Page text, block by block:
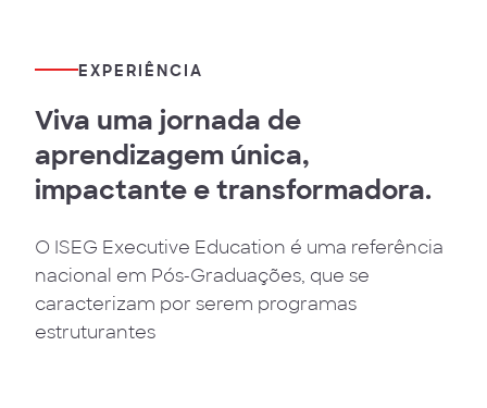
EXPERIÊNCIA
Viva uma jornada de
aprendizagem única,
impactante e transformadora.
O ISEG Executive Education é uma referência
nacional em Pós-Graduações, que se
caracterizam por serem programas
estruturantes